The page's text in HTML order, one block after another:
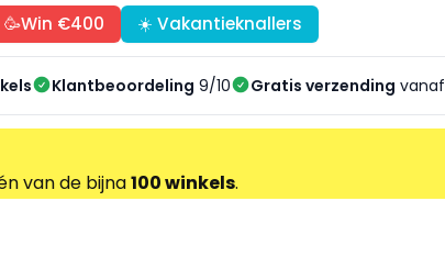
🥳Win €400 ☀️ Vakantieknallers
Klantbeoordeling 9/10 Gratis verzending
van de bijna100 winkels.